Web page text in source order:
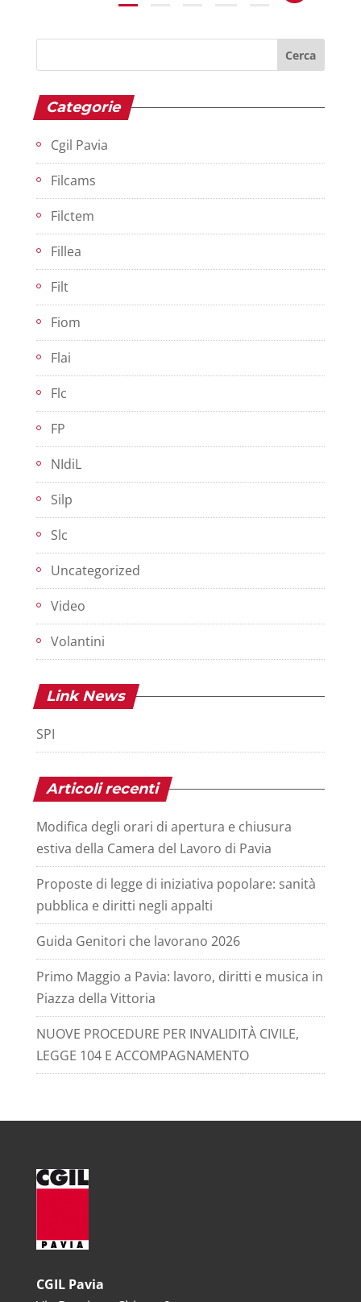
Categorie
Cgil Pavia
Filcams
Filctem
Fillea
Filt
Fiom
Flai
Flc
FP
NIdiL
Silp
Slc
Uncategorized
Video
Volantini
Link News
SPI
Articoli recenti
Modifica degli orari di apertura e chiusura
estiva della Camera del Lavoro di Pavia
Proposte di legge di iniziativa popolare: sanità
pubblica e diritti negli appalti
Guida Genitori che lavorano 2026
Primo Maggio a Pavia: lavoro, diritti e musica in
Piazza della Vittoria
NUOVE PROCEDURE PER INVALIDITÀ CIVILE,
LEGGE 104 E ACCOMPAGNAMENTO
CGIL Pavia